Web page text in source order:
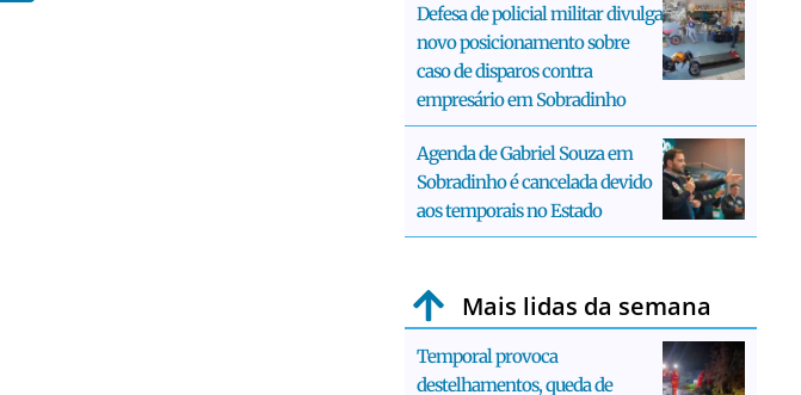
Defesa de policial militar divulga
novo posicionamento sobre
caso de disparos contra
empresário em Sobradinho
Agenda de Gabriel Souza em
Sobradinho é cancelada devido
aos temporais no Estado
Mais lidas da semana
Temporal provoca
destelhamentos, queda de